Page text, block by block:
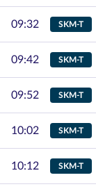
09:32 SKM-T
09:42 SKM-T
09:52 SKM-T
10:02 SKM-T
10:12 SKM-T